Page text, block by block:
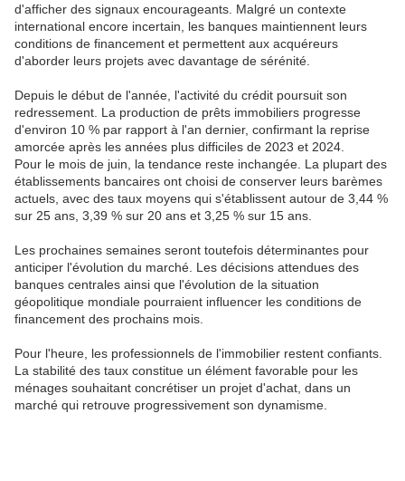
d'afficher des signaux encourageants. Malgré un contexte
international encore incertain, les banques maintiennent leurs
conditions de financement et permettent aux acquéreurs
d'aborder leurs projets avec davantage de sérénité.
Depuis le début de l'année, l'activité du crédit poursuit son
redressement. La production de prêts immobiliers progresse
d'environ 10 % par rapport à l'an dernier, confirmant la reprise
amorcée après les années plus difficiles de 2023 et 2024.
Pour le mois de juin, la tendance reste inchangée. La plupart des
établissements bancaires ont choisi de conserver leurs barèmes
actuels, avec des taux moyens qui s'établissent autour de 3,44 %
sur 25 ans, 3,39 % sur 20 ans et 3,25 % sur 15 ans.
Les prochaines semaines seront toutefois déterminantes pour
anticiper l'évolution du marché. Les décisions attendues des
banques centrales ainsi que l'évolution de la situation
géopolitique mondiale pourraient influencer les conditions de
financement des prochains mois.
Pour l'heure, les professionnels de l'immobilier restent confiants.
La stabilité des taux constitue un élément favorable pour les
ménages souhaitant concrétiser un projet d'achat, dans un
marché qui retrouve progressivement son dynamisme.